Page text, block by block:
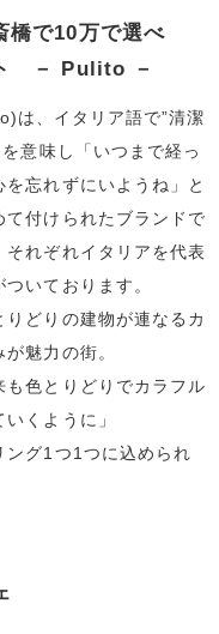
橋で10万で選べ
－ Pulito －
は、イタリア語で”清潔
意味し「いつまで経っ
を忘れずにいようね」と
て付けられたブランドで
それぞれイタリアを代表
いております。
りどりの建物が連なるカ
魅力の街。
も色とりどりでカラフル
くように」
ング1つ1つに込められ